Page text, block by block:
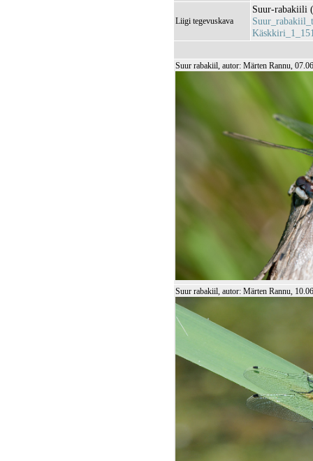
Liigi tegevuskava
Suur-rabakiili
Suur rabakiil, autor: Märten Rannu,
Suur rabakiil, autor: Märten Rannu,